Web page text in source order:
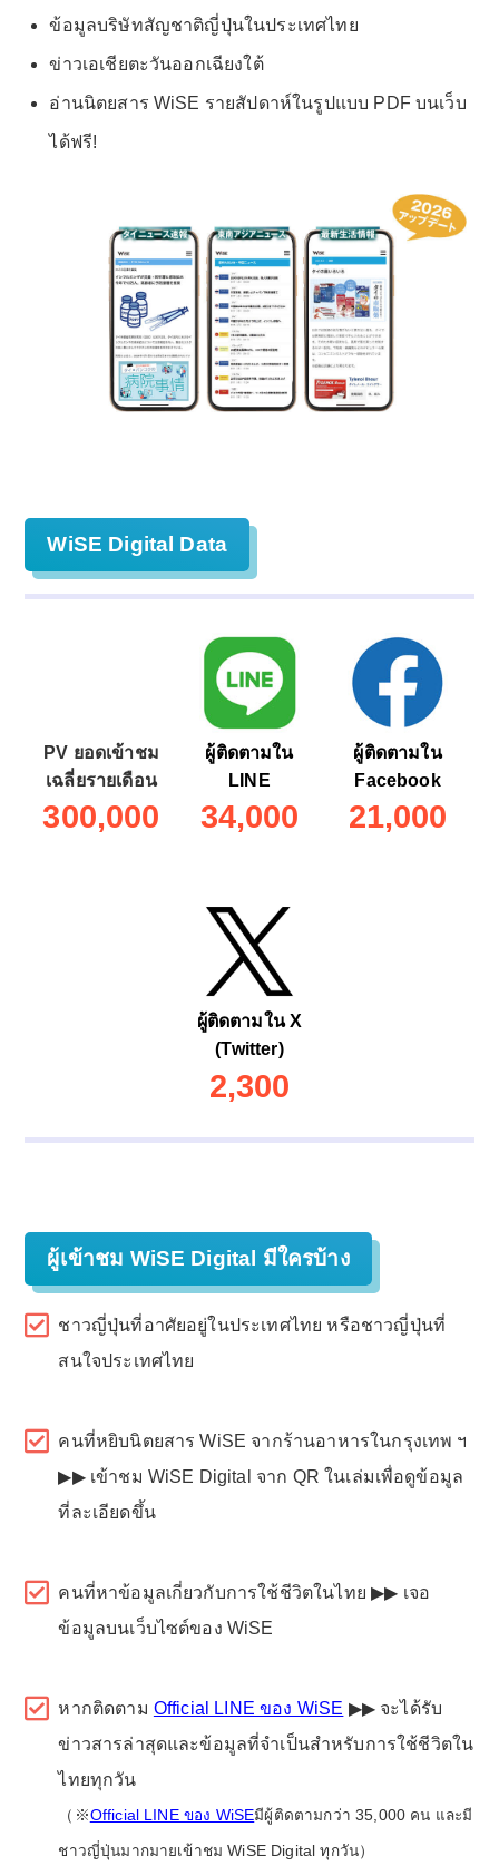
ข้อมูลบริษัทสัญชาติญี่ปุ่นในประเทศไทย
ข่าวเอเชียตะวันออกเฉียงใต้
อ่านนิตยสาร WiSE รายสัปดาห์ในรูปแบบ PDF บนเว็บ
ได้ฟรี!
WiSE Digital Data
PV ยอดเข้าชม
เฉลี่ยรายเดือน
300,000
ผู้ติดตามใน
LINE
34,000
ผู้ติดตามใน
Facebook
21,000
ผู้ติดตามใน X
(Twitter)
2,300
ผู้เข้าชม WiSE Digital มีใครบ้าง
ชาวญี่ปุ่นที่อาศัยอยู่ในประเทศไทย หรือชาวญี่ปุ่นที่
สนใจประเทศไทย
คนที่หยิบนิตยสาร WiSE จากร้านอาหารในกรุงเทพ ฯ
▶▶ เข้าชม WiSE Digital จาก QR ในเล่มเพื่อดูข้อมูล
ที่ละเอียดขึ้น
คนที่หาข้อมูลเกี่ยวกับการใช้ชีวิตในไทย ▶▶ เจอ
ข้อมูลบนเว็บไซต์ของ WiSE
หากติดตาม Official LINE ของ WiSE ▶▶ จะได้รับ
ข่าวสารล่าสุดและข้อมูลที่จำเป็นสำหรับการใช้ชีวิตใน
ไทยทุกวัน
（※Official LINE ของ WiSEมีผู้ติดตามกว่า 35,000 คน และมี
ชาวญี่ปุ่นมากมายเข้าชม WiSE Digital ทุกวัน）